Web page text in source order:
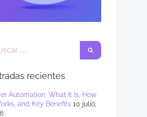
recientes
Automation: What It Is, How
and Key Benefits 10 julio,